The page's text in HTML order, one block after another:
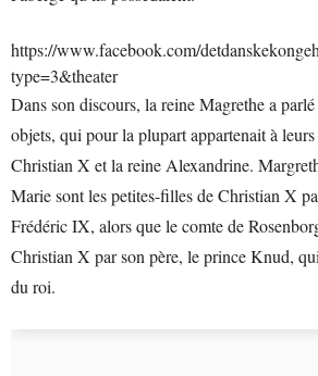
https://www.facebook.com/
type=3&theater
Dans son discours, la reine Magrethe a
objets, qui pour la plupart appartenait à
Christian X et la reine Alexandrine.
Marie sont les petites-filles de Christian X
Frédéric IX, alors que le comte de
Christian X par son père, le prince Knud,
du roi.